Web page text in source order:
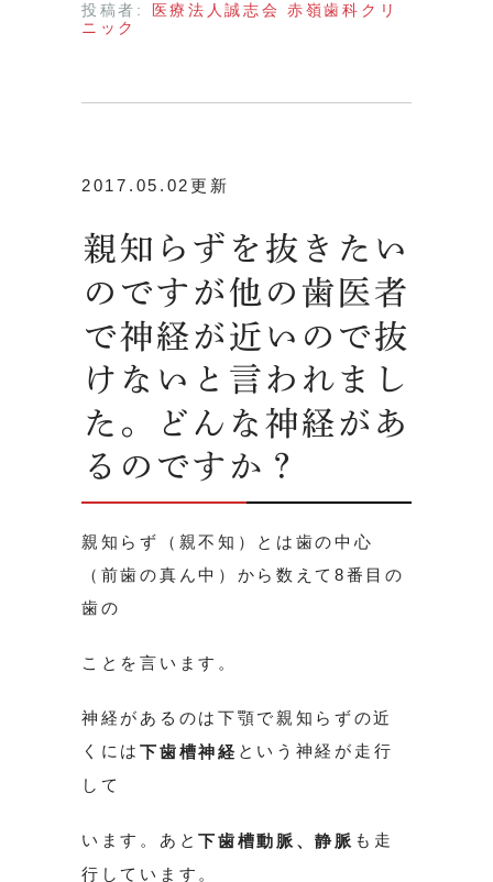
投稿者:
医療法人誠志会 赤嶺歯科クリ
ニック
2017.05.02更新
親知らずを抜きたい
のですが他の歯医者
で神経が近いので抜
けないと言われまし
た。どんな神経があ
るのですか？
親知らず（親不知）とは歯の中心
（前歯の真ん中）から数えて8番目の
歯の
ことを言います。
神経があるのは下顎で親知らずの近
くには下歯槽神経 という神経が走行
して
います。あと下歯槽動脈、静脈 も走
行しています。